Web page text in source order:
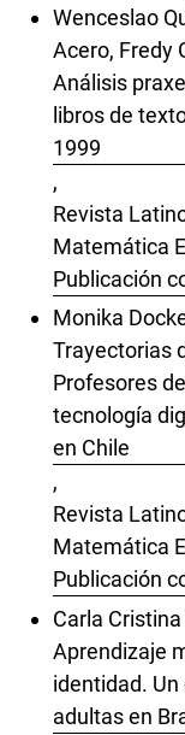
Wenceslao
Acero, Fredy
Análisis
libros de
1999
,
Revista
Matemática
Publicación
Monika
Trayectorias
Profesores
tecnología
en Chile
,
Revista
Matemática
Publicación
Carla
Aprendizaje
identidad.
adultas en